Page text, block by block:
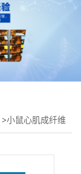
>小鼠心肌成纤维